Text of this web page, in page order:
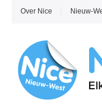
Over Nice Nieuw-